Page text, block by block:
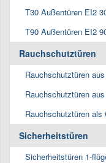
T30 Außentüren EI2
T90 Außentüren EI2
Rauchschutztüren
Rauchschutztüren
Rauchschutztüren
Rauchschutztüren als
Sicherheitstüren
Sicherheitstüren 1-